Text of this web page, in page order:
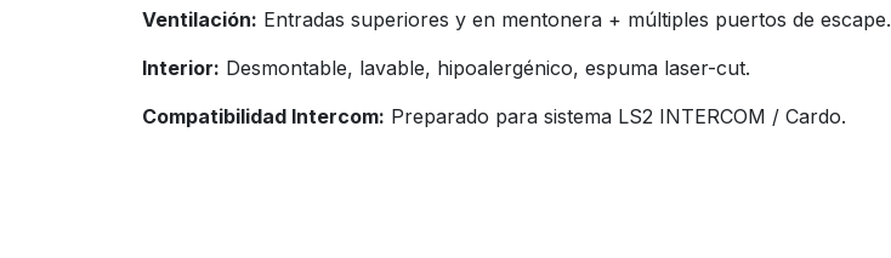
Ventilación: Entradas superiores y en mentonera + múltiples puertos de escape.
Interior: Desmontable, lavable, hipoalergénico, espuma laser-cut.
Compatibilidad Intercom: Preparado para sistema LS2 INTERCOM / Cardo.